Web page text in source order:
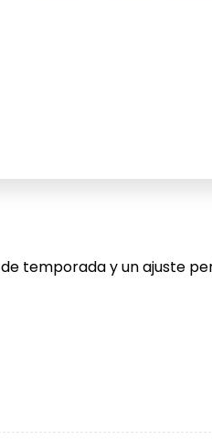
temporada y un ajuste